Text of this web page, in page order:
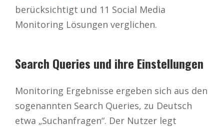
berücksichtigt und 11 Social Media
Monitoring Lösungen verglichen.
Search Queries und ihre Einstellungen
Monitoring Ergebnisse ergeben sich aus den
sogenannten Search Queries, zu Deutsch
etwa „Suchanfragen“. Der Nutzer legt